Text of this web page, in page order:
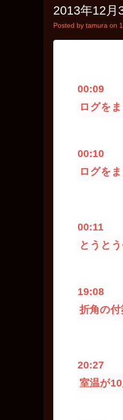
に
稿
た
2013年12月
Posted by tamura on
00:09
ログを
00:10
ログを
00:11
とうと
19:08
折角の
20:27
室温が